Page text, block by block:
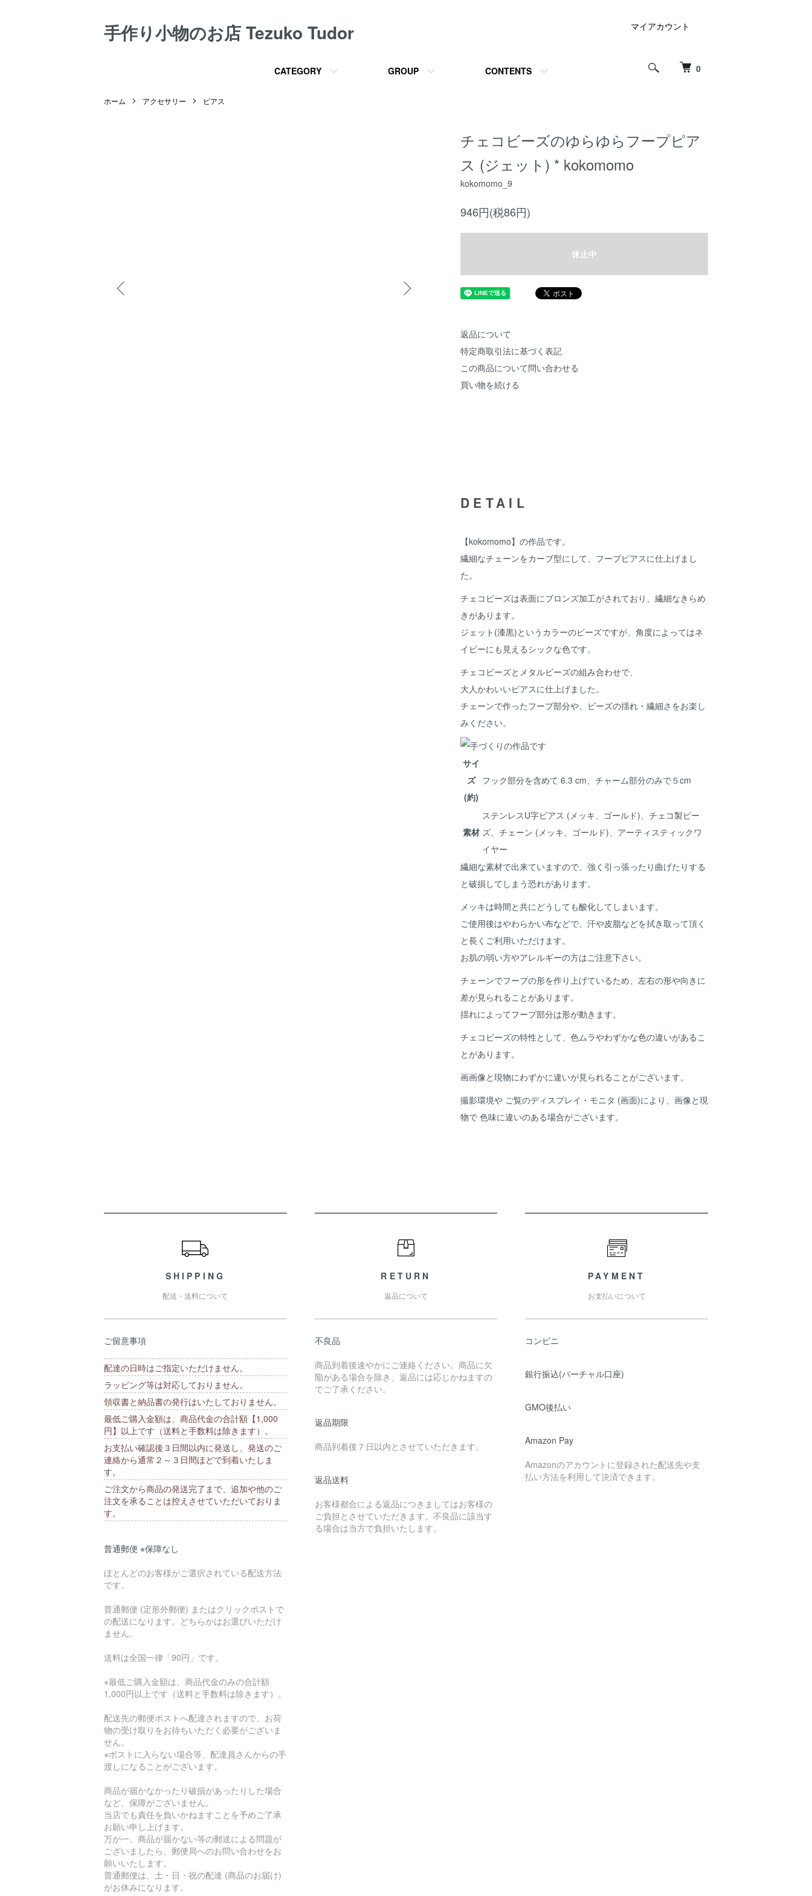
手作り小物のお店 Tezuko Tudor
0
CATEGORY GROUP CONTENTS
マイアカウント
ホーム アクセサリー ピアス
チェコビーズのゆらゆらフープピア
ス (ジェット) * kokomomo
kokomomo_9
946円(税86円)
休止中
返品について
特定商取引法に基づく表記
この商品について問い合わせる
買い物を続ける
DETAIL
【kokomomo】の作品です。
繊細なチェーンをカーブ型にして、フープピアスに仕上げまし
た。
チェコビーズは表面にブロンズ加工がされており、繊細なきらめ
きがあります。
ジェット(漆黒)というカラーのビーズですが、角度によってはネ
イビーにも見えるシックな色です。
チェコビーズとメタルビーズの組み合わせで、
大人かわいいピアスに仕上げました。
チェーンで作ったフープ部分や、ビーズの揺れ・繊細さをお楽し
みください。
サイ
ズ
(約)
フック部分を含めて 6.3 cm、チャーム部分のみで５cm
素材
ステンレスU字ピアス (メッキ、ゴールド)、チェコ製ビー
ズ、チェーン (メッキ、ゴールド)、アーティスティックワ
イヤー
繊細な素材で出来ていますので、強く引っ張ったり曲げたりする
と破損してしまう恐れがあります。
メッキは時間と共にどうしても酸化してしまいます。
ご使用後はやわらかい布などで、汗や皮脂などを拭き取って頂く
と長くご利用いただけます。
お肌の弱い方やアレルギーの方はご注意下さい。
チェーンでフープの形を作り上げているため、左右の形や向きに
差が見られることがあります。
揺れによってフープ部分は形が動きます。
チェコビーズの特性として、色ムラやわずかな色の違いがあるこ
とがあります。
画画像と現物にわずかに違いが見られることがございます。
撮影環境や ご覧のディスプレイ・モニタ (画面)により、画像と現
物で 色味に違いのある場合がございます。
SHIPPING
配送・送料について
ご留意事項
配達の日時はご指定いただけません。
ラッピング等は対応しておりません。
領収書と納品書の発行はいたしておりません。
最低ご購入金額は、商品代金の合計額【1,000
円】以上です（送料と手数料は除きます）。
お支払い確認後３日間以内に発送し、発送のご
連絡から通常２～３日間ほどで到着いたしま
す。
ご注文から商品の発送完了まで、追加や他のご
注文を承ることは控えさせていただいておりま
す。
普通郵便 ※保障なし
ほとんどのお客様がご選択されている配送方法
です。
普通郵便 (定形外郵便) またはクリックポストで
の配送になります。どちらかはお選びいただけ
ません。
送料は全国一律「90円」です。
※最低ご購入金額は、商品代金のみの合計額
1,000円以上です（送料と手数料は除きます）。
配送先の郵便ポストへ配達されますので、お荷
物の受け取りをお待ちいただく必要がございま
せん。
※ポストに入らない場合等、配達員さんからの手
渡しになることがございます。
商品が届かなかったり破損があったりした場合
など、保障がございません。
当店でも責任を負いかねますことを予めご了承
お願い申し上げます。
万が一、商品が届かない等の郵送による問題が
ございましたら、郵便局へのお問い合わせをお
願いいたします。
普通郵便は、土・日・祝の配達 (商品のお届け)
がお休みになります。
RETURN
返品について
不良品
商品到着後速やかにご連絡ください。商品に欠
陥がある場合を除き、返品には応じかねますの
でご了承ください。
返品期限
商品到着後７日以内とさせていただきます。
返品送料
お客様都合による返品につきましてはお客様の
ご負担とさせていただきます。不良品に該当す
る場合は当方で負担いたします。
PAYMENT
お支払いについて
コンビニ
銀行振込(バーチャル口座)
GMO後払い
Amazon Pay
Amazonのアカウントに登録された配送先や支
払い方法を利用して決済できます。